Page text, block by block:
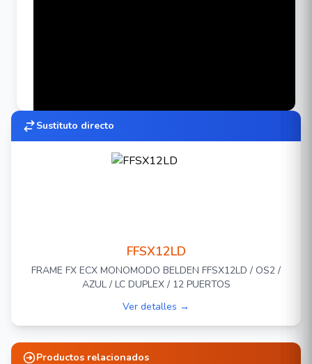
Sustituto directo
FFSX12LD
FRAME FX ECX MONOMODO BELDEN FFSX12LD / OS2 /
AZUL / LC DUPLEX / 12 PUERTOS
Ver detalles →
Productos relacionados